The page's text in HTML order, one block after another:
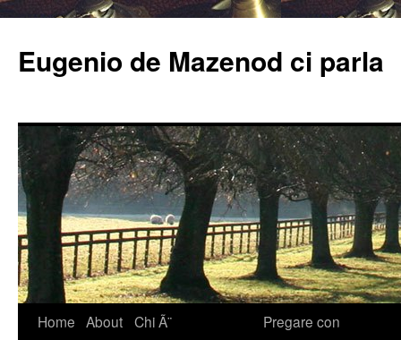
Eugenio de Mazenod ci parla
Home About Chi Ã¨
Pregare con